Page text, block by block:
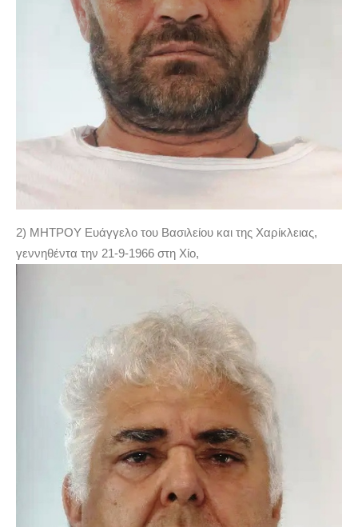
2) ΜΗΤΡΟΥ Ευάγγελο του Βασιλείου και της Χαρίκλειας,
γεννηθέντα την 21-9-1966 στη Χίο,